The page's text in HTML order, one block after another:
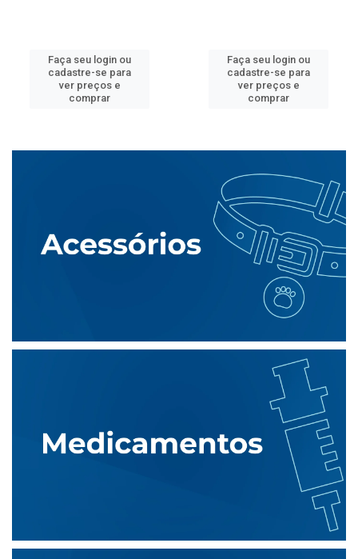
Faça seu login ou
cadastre-se para
ver preços e
comprar
Faça seu login ou
cadastre-se para
ver preços e
comprar